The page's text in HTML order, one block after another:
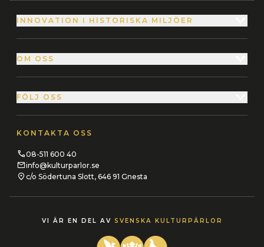
INNOVATION I HISTORISKA MILJÖER
OM OSS
FÖLJ OSS
KONTAKTA OSS
08-511 600 40
info@kulturparlor.se
c/o Södertuna Slott, 646 91 Gnesta
VI ÄR EN DEL AV SVENSKA KULTURPÄRLOR